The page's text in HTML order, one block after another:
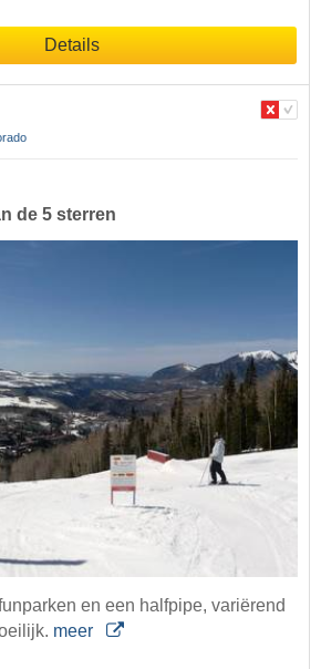
Details
de 5 sterren
en een halfpipe, variërend
meer